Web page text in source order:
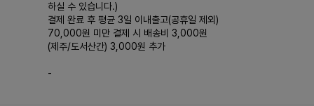
하실 수 있습니다.)
결제 완료 후 평균 3일 이내출고(공휴일 제외)
70,000원 미만 결제 시 배송비 3,000원
(제주/도서산간) 3,000원 추가
-